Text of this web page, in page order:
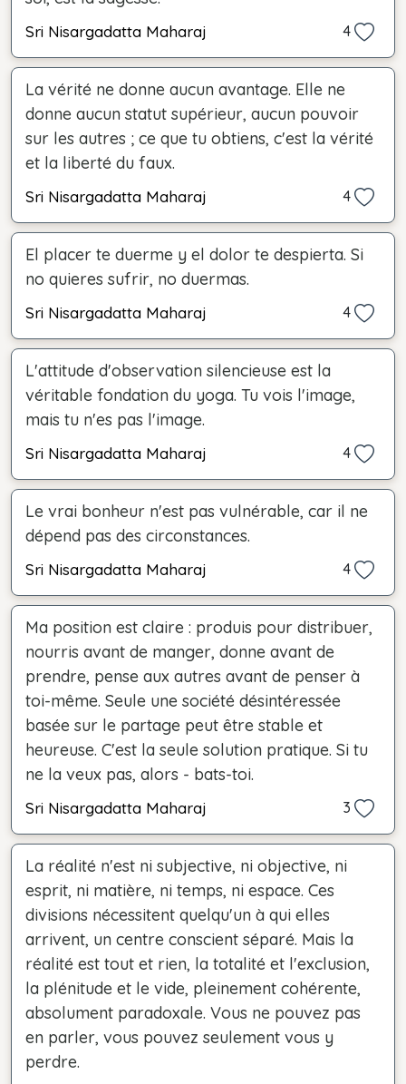
Sri Nisargadatta Maharaj 4
La vérité ne donne aucun avantage. Elle ne
donne aucun statut supérieur, aucun pouvoir
sur les autres ; ce que tu obtiens, c'est la vérité
et la liberté du faux.
Sri Nisargadatta Maharaj 4
El placer te duerme y el dolor te despierta. Si
no quieres sufrir, no duermas.
Sri Nisargadatta Maharaj 4
L'attitude d'observation silencieuse est la
véritable fondation du yoga. Tu vois l'image,
mais tu n'es pas l'image.
Sri Nisargadatta Maharaj 4
Le vrai bonheur n'est pas vulnérable, car il ne
dépend pas des circonstances.
Sri Nisargadatta Maharaj 4
Ma position est claire : produis pour distribuer,
nourris avant de manger, donne avant de
prendre, pense aux autres avant de penser à
toi-même. Seule une société désintéressée
basée sur le partage peut être stable et
heureuse. C'est la seule solution pratique. Si tu
ne la veux pas, alors - bats-toi.
Sri Nisargadatta Maharaj 3
La réalité n'est ni subjective, ni objective, ni
esprit, ni matière, ni temps, ni espace. Ces
divisions nécessitent quelqu'un à qui elles
arrivent, un centre conscient séparé. Mais la
réalité est tout et rien, la totalité et l'exclusion,
la plénitude et le vide, pleinement cohérente,
absolument paradoxale. Vous ne pouvez pas
en parler, vous pouvez seulement vous y
perdre.